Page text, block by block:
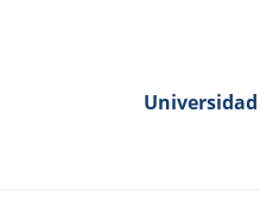
Universidad